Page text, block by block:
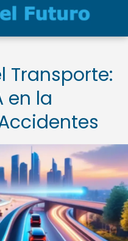
Transporte:
en la